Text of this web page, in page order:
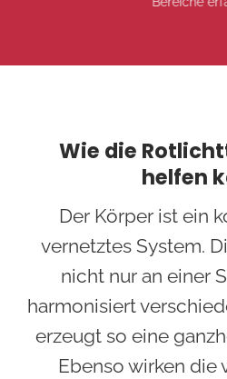
Wie die
helfen
Der Körper ist ein
vernetztes System.
nicht nur an einer
harmonisiert
erzeugt so eine
Ebenso wirken die